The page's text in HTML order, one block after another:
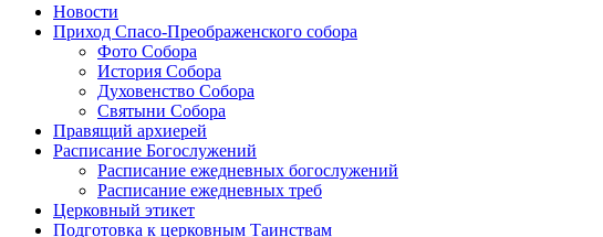
Новости
Приход Спасо-Преображенского собора
Фото Собора
История Собора
Духовенство Собора
Святыни Собора
Правящий архиерей
Расписание Богослужений
Расписание ежедневных богослужений
Расписание ежедневных треб
Церковный этикет
Подготовка к церковным Таинствам